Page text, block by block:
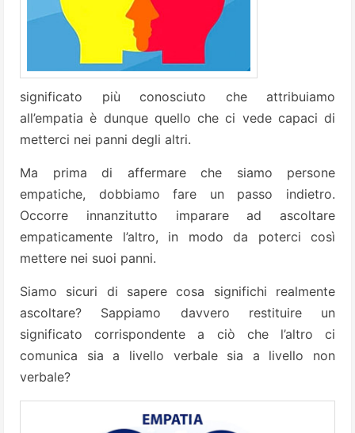
significato più conosciuto che attribuiamo
all’empatia è dunque quello che ci vede capaci di
metterci nei panni degli altri.
Ma prima di affermare che siamo persone
empatiche, dobbiamo fare un passo indietro.
Occorre innanzitutto imparare ad ascoltare
empaticamente l’altro, in modo da poterci così
mettere nei suoi panni.
Siamo sicuri di sapere cosa significhi realmente
ascoltare? Sappiamo davvero restituire un
significato corrispondente a ciò che l’altro ci
comunica sia a livello verbale sia a livello non
verbale?